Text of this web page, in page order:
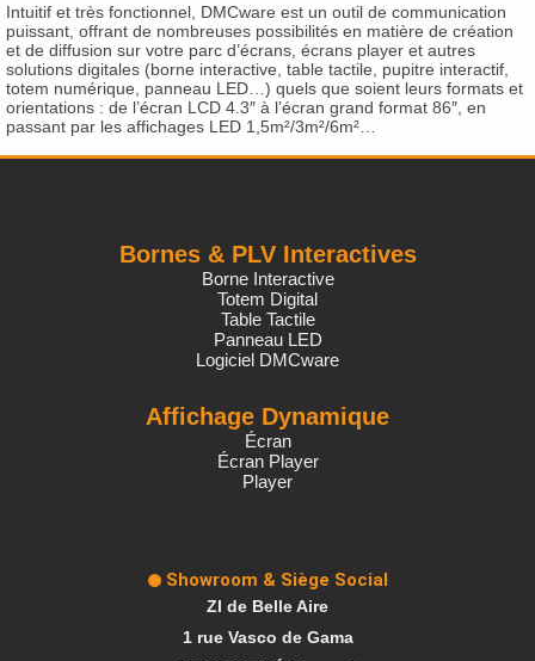
Intuitif et très fonctionnel, DMCware est un outil de communication
puissant, offrant de nombreuses possibilités en matière de création
et de diffusion sur votre parc d’écrans, écrans player et autres
solutions digitales (borne interactive, table tactile, pupitre interactif,
totem numérique, panneau LED…) quels que soient leurs formats et
orientations : de l’écran LCD 4.3″ à l’écran grand format 86″, en
passant par les affichages LED 1,5m²/3m²/6m²…
Bornes & PLV Interactives
Borne Interactive
Totem Digital
Table Tactile
Panneau LED
Logiciel DMCware
Affichage Dynamique
Écran
Écran Player
Player
Showroom & Siège Social
ZI de Belle Aire
1 rue Vasco de Gama